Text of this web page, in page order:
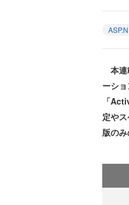
本連
ーシ
「
定や
版のみ